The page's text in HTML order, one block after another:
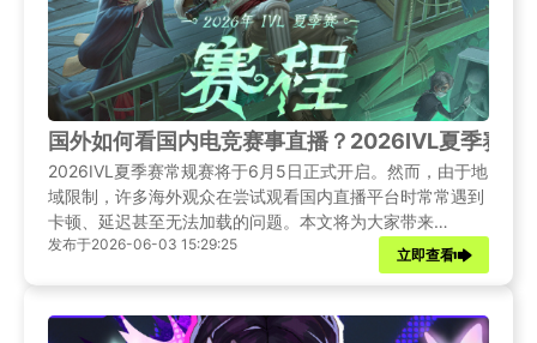
国外如何看国内电竞赛事直播？2026IVL夏季赛常
2026IVL夏季赛常规赛将于6月5日正式开启。然而，由于地
域限制，许多海外观众在尝试观看国内直播平台时常常遇到
卡顿、延迟甚至无法加载的问题。本文将为大家带来
2026IVL夏季赛的最新赛事资讯，并提供多种实用的观赛解
决方案，助你无论身在何处都能畅享每一场精彩对决。
发布于2026-06-03 15:29:25
立即查看